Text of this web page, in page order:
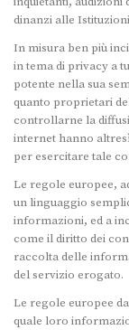
dinanzi alle
In misura ben più
in tema di privacy a
potente nella sua
quanto proprietari
controllarne la
internet hanno
per esercitare tale
Le regole europee,
un linguaggio
informazioni, ed a
come il diritto dei
raccolta delle
del servizio erogato.
Le regole europee
quale loro